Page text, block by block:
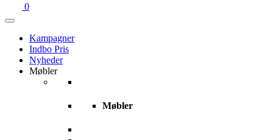
0
Kampagner
Indbo Pris
Nyheder
Møbler
Møbler